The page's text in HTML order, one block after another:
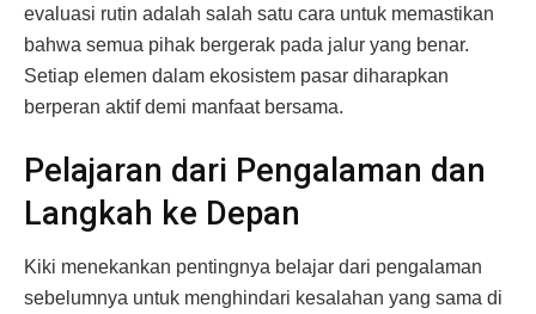
evaluasi rutin adalah salah satu cara untuk memastikan
bahwa semua pihak bergerak pada jalur yang benar.
Setiap elemen dalam ekosistem pasar diharapkan
berperan aktif demi manfaat bersama.
Pelajaran dari Pengalaman dan
Langkah ke Depan
Kiki menekankan pentingnya belajar dari pengalaman
sebelumnya untuk menghindari kesalahan yang sama di